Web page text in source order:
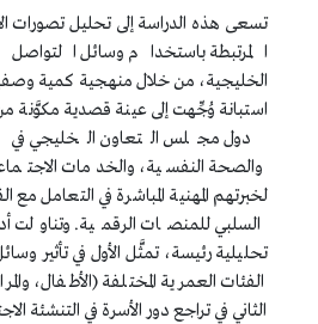
تسعى هذه الدراسة إلى تحليل تصورات
المرتبطة باستخدام وسائل
الخليجية، من خلال منهجية كمية
دول مجلس التعاون الخليجي في
والصحة النفسية، والخدمات
لخبرتهم المهنية المباشرة في التعامل مع
السلبي للمنصات الرقمية. وتناولت
تحليلية رئيسة، تمثَّل الأول في تأثير
الفئات العمرية المختلفة (الأطفال،
الثاني في تراجع دور الأسرة في التنشئة